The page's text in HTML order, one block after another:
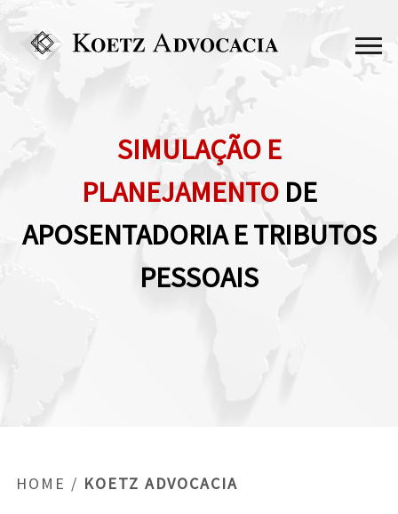
SIMULAÇÃO E
PLANEJAMENTODE
APOSENTADORIA E TRIBUTOS
PESSOAIS
HOME / KOETZ ADVOCACIA